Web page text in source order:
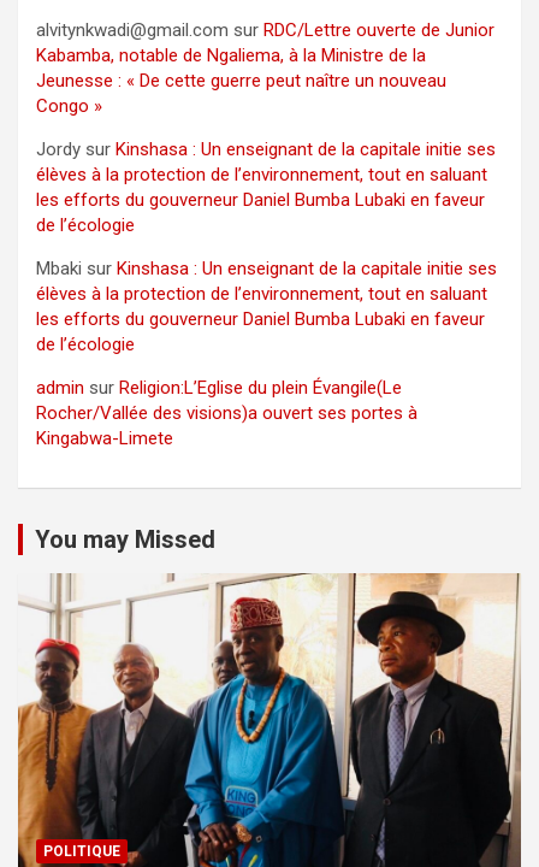
alvitynkwadi@gmail.com sur RDC/Lettre ouverte de Junior
Kabamba, notable de Ngaliema, à la Ministre de la
Jeunesse : « De cette guerre peut naître un nouveau
Congo »
Jordy sur Kinshasa : Un enseignant de la capitale initie ses
élèves à la protection de l’environnement, tout en saluant
les efforts du gouverneur Daniel Bumba Lubaki en faveur
de l’écologie
Mbaki sur Kinshasa : Un enseignant de la capitale initie ses
élèves à la protection de l’environnement, tout en saluant
les efforts du gouverneur Daniel Bumba Lubaki en faveur
de l’écologie
admin sur Religion:L’Eglise du plein Évangile(Le
Rocher/Vallée des visions)a ouvert ses portes à
Kingabwa-Limete
You may Missed
POLITIQUE